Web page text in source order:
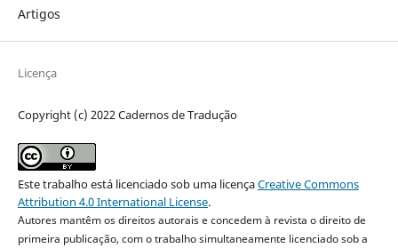
Artigos
Licença
Copyright (c) 2022 Cadernos de Tradução
Este trabalho está licenciado sob uma licençaCreative Commons
Attribution 4.0 International License.
Autores mantêm os direitos autorais e concedem à revista o direito de
primeira publicação, com o trabalho simultaneamente licenciado sob a